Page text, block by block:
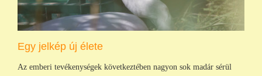
Egy jelkép új élete
Az emberi tevékenységek következtében nagyon sok madár sérül